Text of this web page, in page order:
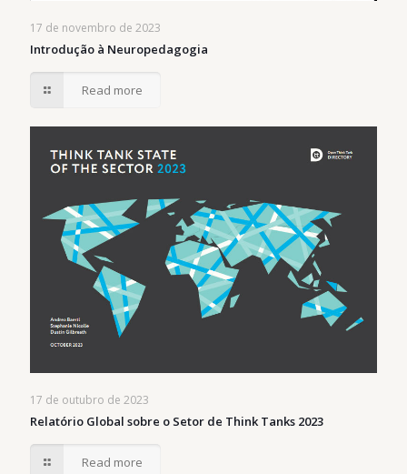
17 de novembro de 2023
Introdução à Neuropedagogia
Read more
17 de outubro de 2023
Relatório Global sobre o Setor de Think Tanks 2023
Read more